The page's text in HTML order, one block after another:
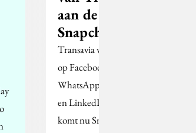
aan de
Snapchat
Transavia was al actief
op Facebook, Twitter,
WhatsApp, Instagram
en LinkedIn en daar
komt nu Snapchat bij.